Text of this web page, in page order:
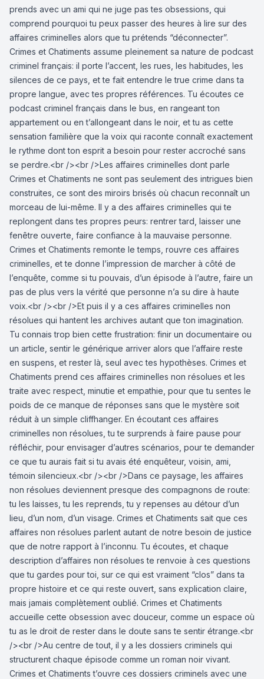
prends avec un ami qui ne juge pas tes obsessions, qui
comprend pourquoi tu peux passer des heures à lire sur des
affaires criminelles alors que tu prétends “déconnecter”.
Crimes et Chatiments assume pleinement sa nature de podcast
criminel français: il porte l’accent, les rues, les habitudes, les
silences de ce pays, et te fait entendre le true crime dans ta
propre langue, avec tes propres références. Tu écoutes ce
podcast criminel français dans le bus, en rangeant ton
appartement ou en t’allongeant dans le noir, et tu as cette
sensation familière que la voix qui raconte connaît exactement
le rythme dont ton esprit a besoin pour rester accroché sans
se perdre.<br /><br />Les affaires criminelles dont parle
Crimes et Chatiments ne sont pas seulement des intrigues bien
construites, ce sont des miroirs brisés où chacun reconnaît un
morceau de lui-même. Il y a des affaires criminelles qui te
replongent dans tes propres peurs: rentrer tard, laisser une
fenêtre ouverte, faire confiance à la mauvaise personne.
Crimes et Chatiments remonte le temps, rouvre ces affaires
criminelles, et te donne l’impression de marcher à côté de
l’enquête, comme si tu pouvais, d’un épisode à l’autre, faire un
pas de plus vers la vérité que personne n’a su dire à haute
voix.<br /><br />Et puis il y a ces affaires criminelles non
résolues qui hantent les archives autant que ton imagination.
Tu connais trop bien cette frustration: finir un documentaire ou
un article, sentir le générique arriver alors que l’affaire reste
en suspens, et rester là, seul avec tes hypothèses. Crimes et
Chatiments prend ces affaires criminelles non résolues et les
traite avec respect, minutie et empathie, pour que tu sentes le
poids de ce manque de réponses sans que le mystère soit
réduit à un simple cliffhanger. En écoutant ces affaires
criminelles non résolues, tu te surprends à faire pause pour
réfléchir, pour envisager d’autres scénarios, pour te demander
ce que tu aurais fait si tu avais été enquêteur, voisin, ami,
témoin silencieux.<br /><br />Dans ce paysage, les affaires
non résolues deviennent presque des compagnons de route:
tu les laisses, tu les reprends, tu y repenses au détour d’un
lieu, d’un nom, d’un visage. Crimes et Chatiments sait que ces
affaires non résolues parlent autant de notre besoin de justice
que de notre rapport à l’inconnu. Tu écoutes, et chaque
description d’affaires non résolues te renvoie à ces questions
que tu gardes pour toi, sur ce qui est vraiment “clos” dans ta
propre histoire et ce qui reste ouvert, sans explication claire,
mais jamais complètement oublié. Crimes et Chatiments
accueille cette obsession avec douceur, comme un espace où
tu as le droit de rester dans le doute sans te sentir étrange.<br
/><br />Au centre de tout, il y a les dossiers criminels qui
structurent chaque épisode comme un roman noir vivant.
Crimes et Chatiments t’ouvre ces dossiers criminels avec une